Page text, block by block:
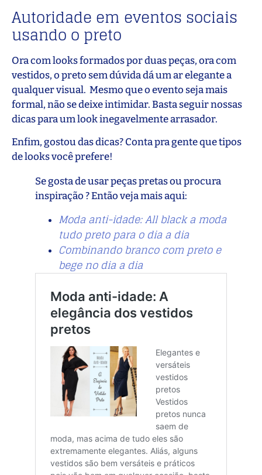
Autoridade em eventos sociais
usando o preto
Ora com looks formados por duas peças, ora com
vestidos, o preto sem dúvida dá um ar elegante a
qualquer visual. Mesmo que o evento seja mais
formal, não se deixe intimidar. Basta seguir nossas
dicas para um look inegavelmente arrasador.
Enfim, gostou das dicas? Conta pra gente que tipos
de looks você prefere!
Se gosta de usar peças pretas ou procura
inspiração ? Então veja mais aqui:
Moda anti-idade: All black a moda
tudo preto para o dia a dia
Combinando branco com preto e
bege no dia a dia